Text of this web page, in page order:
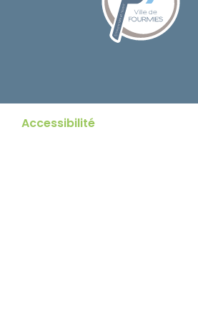
Accessibilité